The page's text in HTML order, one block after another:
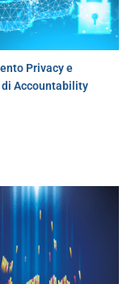
Privacy e
Accountability